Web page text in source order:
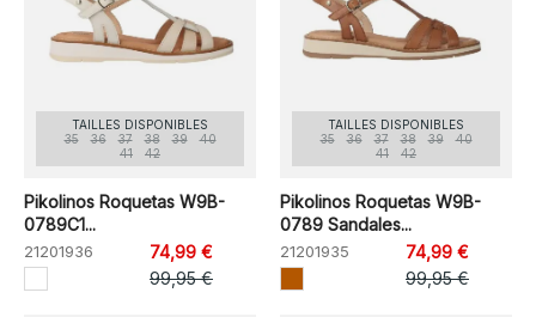
TAILLES DISPONIBLES
35
36 37 38 39
40
41
42
Pikolinos Roquetas W9B-
0789C1...
21201936
74,99 €
99,95 €
TAILLES DISPONIBLES
35
36 37 38 39
40
41
42
Pikolinos Roquetas W9B-
0789 Sandales...
21201935
74,99 €
99,95 €